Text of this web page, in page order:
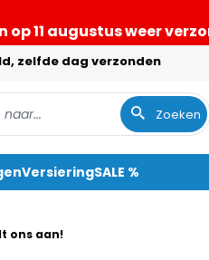
11 augustus weer
zelfde dag verzonden
Zoeken
VersieringSALE %
ons aan!